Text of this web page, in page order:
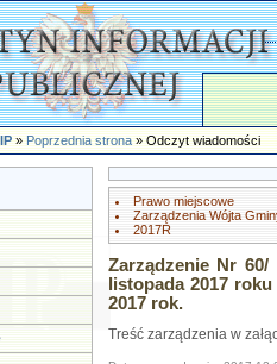
»Poprzednia strona» Odczyt wiadomości
Prawo miejscowe
Zarządzenia Wójta
2017R
Zarządzenie Nr
listopada 2017
2017 rok.
Treść zarządzenia w